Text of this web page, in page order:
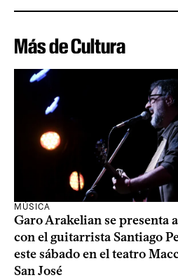
Más de Cultura
MÚSICA
Garo Arakelian se presenta
con el guitarrista Santiago
este sábado en el teatro
San José